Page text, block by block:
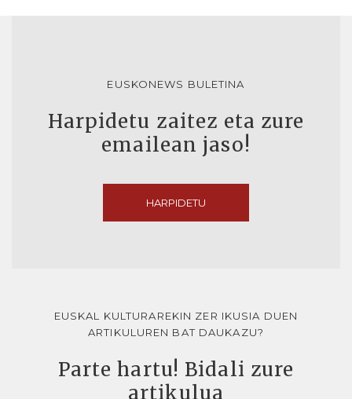
EUSKONEWS BULETINA
Harpidetu zaitez eta zure
emailean jaso!
HARPIDETU
EUSKAL KULTURAREKIN ZER IKUSIA DUEN
ARTIKULUREN BAT DAUKAZU?
Parte hartu! Bidali zure
artikulua